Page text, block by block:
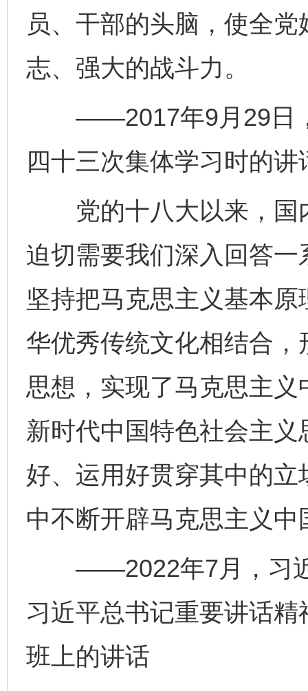
员、干部的头脑，使全
志、强大的战斗力。
——2017年9月29日，
四十三次集体学习时的讲
党的十八大以来，国
迫切需要我们深入回答
坚持把马克思主义基本
华优秀传统文化相结合
思想，实现了马克思主
新时代中国特色社会主
好、运用好贯穿其中的
中不断开辟马克思主义
——2022年7月，习近
习近平总书记重要讲话
班上的讲话